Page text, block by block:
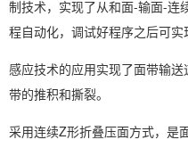
制技术，实现了从和面-输面-连
程自动化，调试好程序之后可实
感应技术的应用实现了面带输
带的推积和撕裂。
采用连续Z形折叠压面方式，是